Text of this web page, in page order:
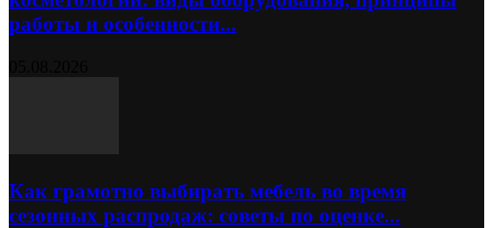
работы и особенности...
Как грамотно выбирать мебель во время
сезонных распродаж: советы по оценке...